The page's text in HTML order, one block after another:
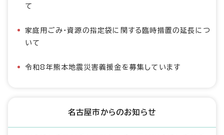
て
家庭用ごみ・資源の指定袋に関する臨時措置の延長につ
いて
令和8年熊本地震災害義援金を募集しています
名古屋市からのお知らせ